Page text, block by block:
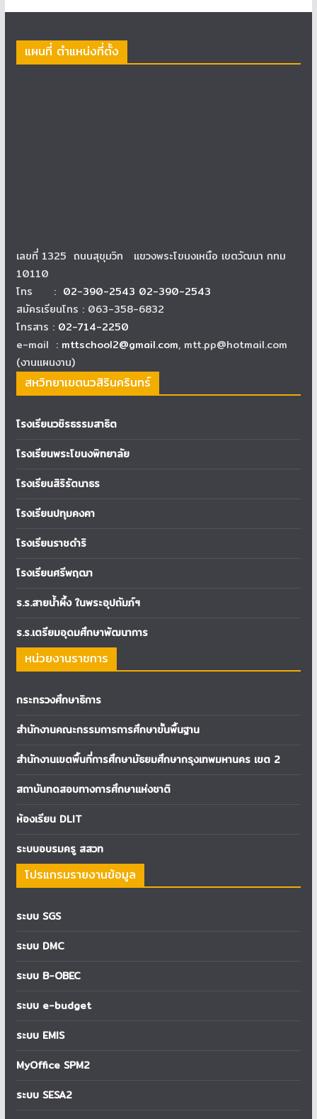
แผนที่ ตำแหน่งที่ตั้ง
เลขที่ 1325 ถนนสุขุมวิท แขวงพระโขนงเหนือ เขตวัฒนา กทม
10110
โทร : 02-390-2543 02-390-2543
สมัครเรียนโทร : 063-358-6832
โทรสาร : 02-714-2250
e-mail : mttschool2@gmail.com, mtt.pp@hotmail.com
(งานแผนงาน)
สหวิทยาเขตนวสิรินครินทร์
โรงเรียนวชิรธรรมสาธิต
โรงเรียนพระโขนงพิทยาลัย
โรงเรียนสิริรัตนาธร
โรงเรียนปทุมคงคา
โรงเรียนราชดำริ
โรงเรียนศรีพฤฒา
ร.ร.สายน้ำผึ้ง ในพระอุปถัมภ์ฯ
ร.ร.เตรียมอุดมศึกษาพัฒนาการ
หน่วยงานราชการ
กระทรวงศึกษาธิการ
สำนักงานคณะกรรมการการศึกษาขั้นพื้นฐาน
สำนักงานเขตพื้นที่การศึกษามัธยมศึกษากรุงเทพมหานคร เขต 2
สถาบันทดสอบทางการศึกษาแห่งชาติ
ห้องเรียน DLIT
ระบบอบรมครู สสวท
โปรแกรมรายงานข้อมูล
ระบบ SGS
ระบบ DMC
ระบบ B-OBEC
ระบบ e-budget
ระบบ EMIS
MyOffice SPM2
ระบบ SESA2